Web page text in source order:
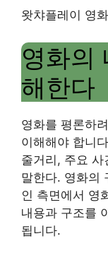
왓챠플레이 영
영화의
해한다
영화를 평론하
이해해야 합니
줄거리, 주요
말한다. 영화의
인 측면에서 영
내용과 구조를
됩니다.